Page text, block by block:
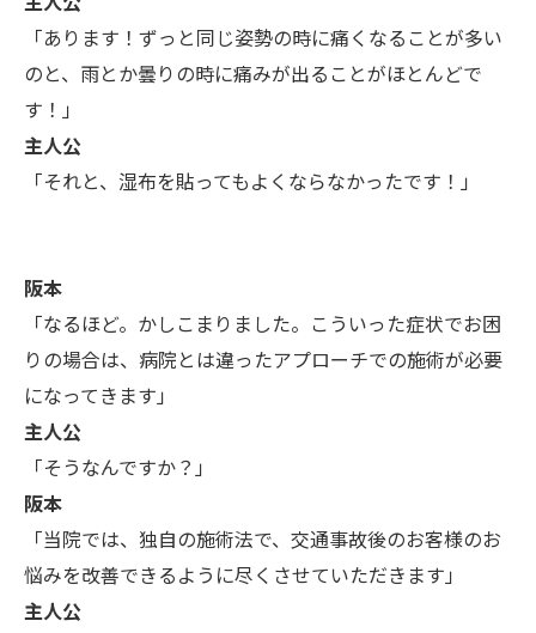
「あります！ずっと同じ姿勢の時に痛くなることが多い
のと、雨とか曇りの時に痛みが出ることがほとんどで
す！」
主人公
「それと、湿布を貼ってもよくならなかったです！」
阪本
「なるほど。かしこまりました。こういった症状でお困
りの場合は、病院とは違ったアプローチでの施術が必要
になってきます」
主人公
「そうなんですか？」
阪本
「当院では、独自の施術法で、交通事故後のお客様のお
悩みを改善できるように尽くさせていただきます」
主人公